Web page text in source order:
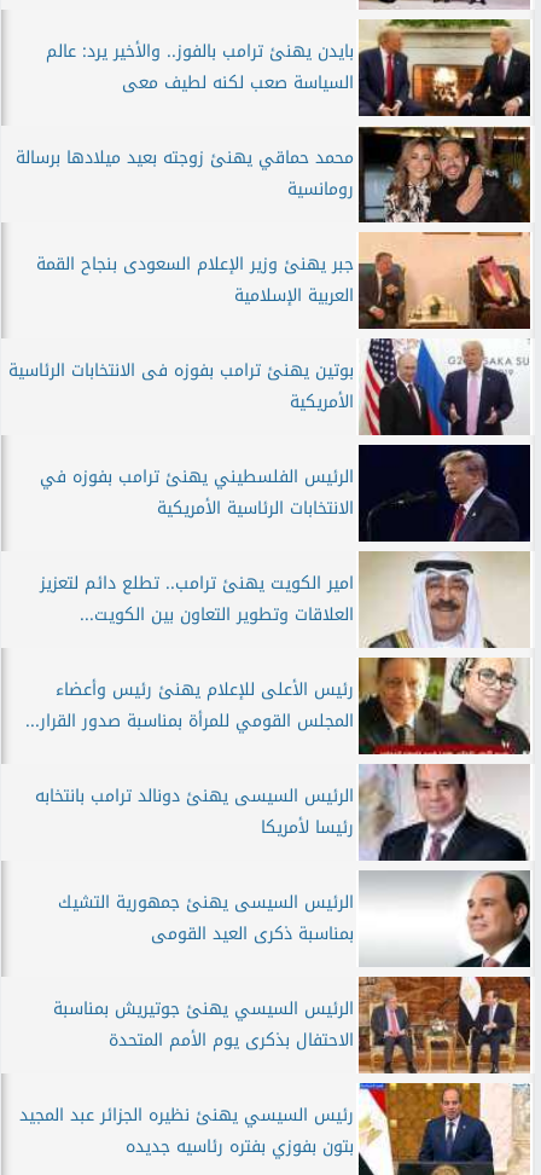
بايدن يهنئ ترامب بالفوز.. والأخير يرد: عالم
السياسة صعب لكنه لطيف معى
محمد حماقي يهنئ زوجته بعيد ميلادها برسالة
رومانسية
جبر يهنئ وزير الإعلام السعودى بنجاح القمة
العربية الإسلامية
بوتين يهنئ ترامب بفوزه فى الانتخابات الرئاسية
الأمريكية
الرئيس الفلسطيني يهنئ ترامب بفوزه في
الانتخابات الرئاسية الأمريكية
امير الكويت يهنئ ترامب.. تطلع دائم لتعزيز
العلاقات وتطوير التعاون بين الكويت...
رئيس الأعلى للإعلام يهنئ رئيس وأعضاء
المجلس القومي للمرأة بمناسبة صدور القرار...
الرئيس السيسى يهنئ دونالد ترامب بانتخابه
رئيسا لأمريكا
الرئيس السيسى يهنئ جمهورية التشيك
بمناسبة ذكرى العيد القومى
الرئيس السيسي يهنئ جوتيريش بمناسبة
الاحتفال بذكرى يوم الأمم المتحدة
رئيس السيسي يهنئ نظيره الجزائر عبد المجيد
بتون بفوزي بفتره رئاسيه جديده